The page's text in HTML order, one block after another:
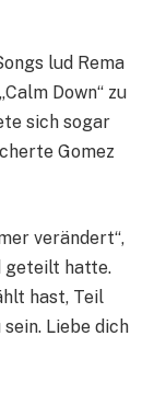
lud Rema
Down“ zu
sich sogar
Gomez
verändert“,
geteilt hatte.
hast, Teil
Liebe dich